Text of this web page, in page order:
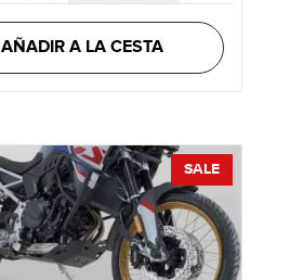
AÑADIR A LA CESTA
SALE